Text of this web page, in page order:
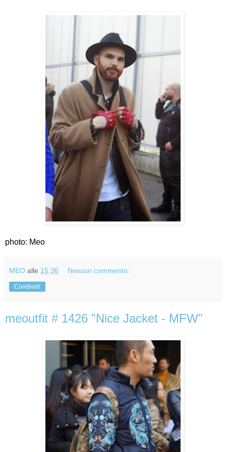
photo: Meo
MEO alle 15:36 Nessun commento:
Condividi
meoutfit # 1426 "Nice Jacket - MFW"